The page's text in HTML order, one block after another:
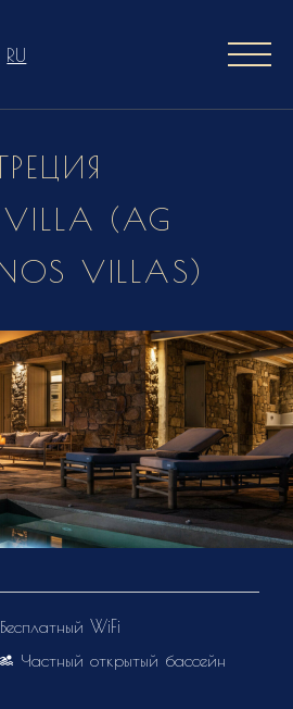
RU
ГРЕЦИЯ
VILLA (AG
VILLAS)
Бесплатный WiFi
Частный открытый бассейн